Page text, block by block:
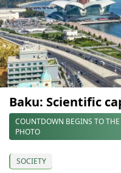
Baku: Scientific
COUNTDOWN BEGINS TO
PHOTO
SOCIETY